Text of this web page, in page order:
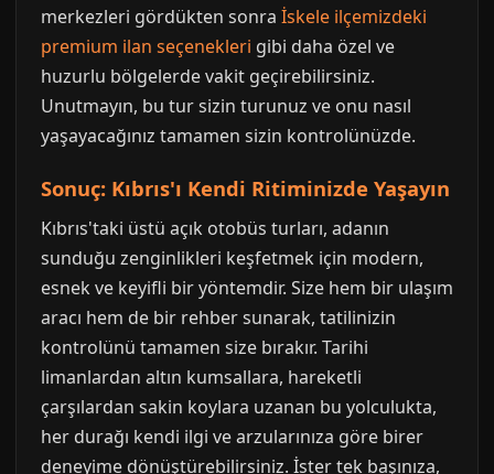
merkezleri gördükten sonra İskele ilçemizdeki
premium ilan seçenekleri gibi daha özel ve
huzurlu bölgelerde vakit geçirebilirsiniz.
Unutmayın, bu tur sizin turunuz ve onu nasıl
yaşayacağınız tamamen sizin kontrolünüzde.
Sonuç: Kıbrıs'ı Kendi Ritiminizde Yaşayın
Kıbrıs'taki üstü açık otobüs turları, adanın
sunduğu zenginlikleri keşfetmek için modern,
esnek ve keyifli bir yöntemdir. Size hem bir ulaşım
aracı hem de bir rehber sunarak, tatilinizin
kontrolünü tamamen size bırakır. Tarihi
limanlardan altın kumsallara, hareketli
çarşılardan sakin koylara uzanan bu yolculukta,
her durağı kendi ilgi ve arzularınıza göre birer
deneyime dönüştürebilirsiniz. İster tek başınıza,